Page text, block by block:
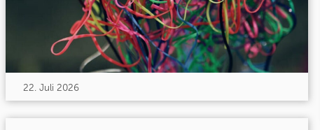
22. Juli 2026